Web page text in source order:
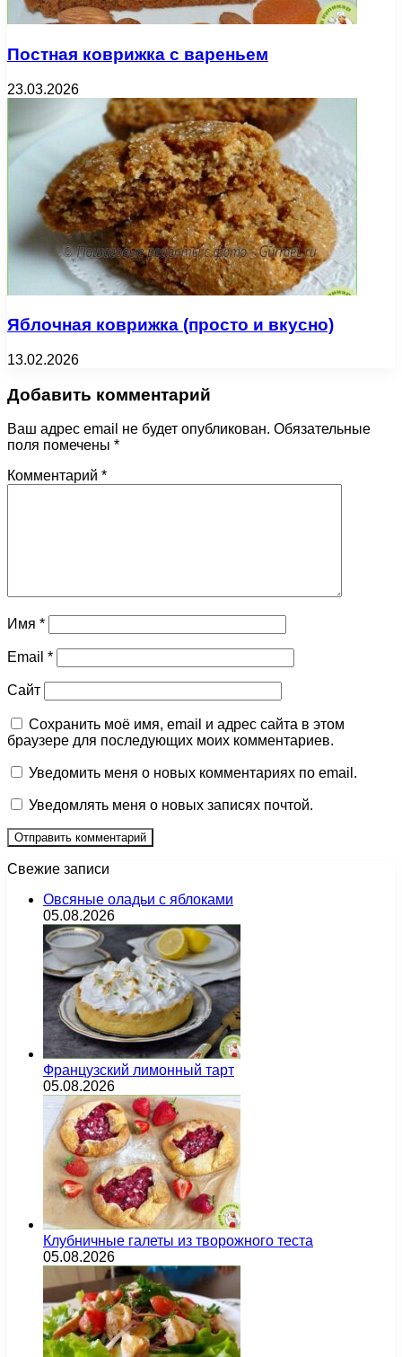
Постная коврижка с вареньем
23.03.2026
Яблочная коврижка (просто и вкусно)
13.02.2026
Добавить комментарий
Ваш адрес email не будет опубликован. Обязательные
поля помечены *
Комментарий *
Имя *
Email *
Сайт
Сохранить моё имя, email и адрес сайта в этом
браузере для последующих моих комментариев.
Уведомить меня о новых комментариях по email.
Уведомлять меня о новых записях почтой.
Свежие записи
Овсяные оладьи с яблоками
05.08.2026
Французский лимонный тарт
05.08.2026
Клубничные галеты из творожного теста
05.08.2026